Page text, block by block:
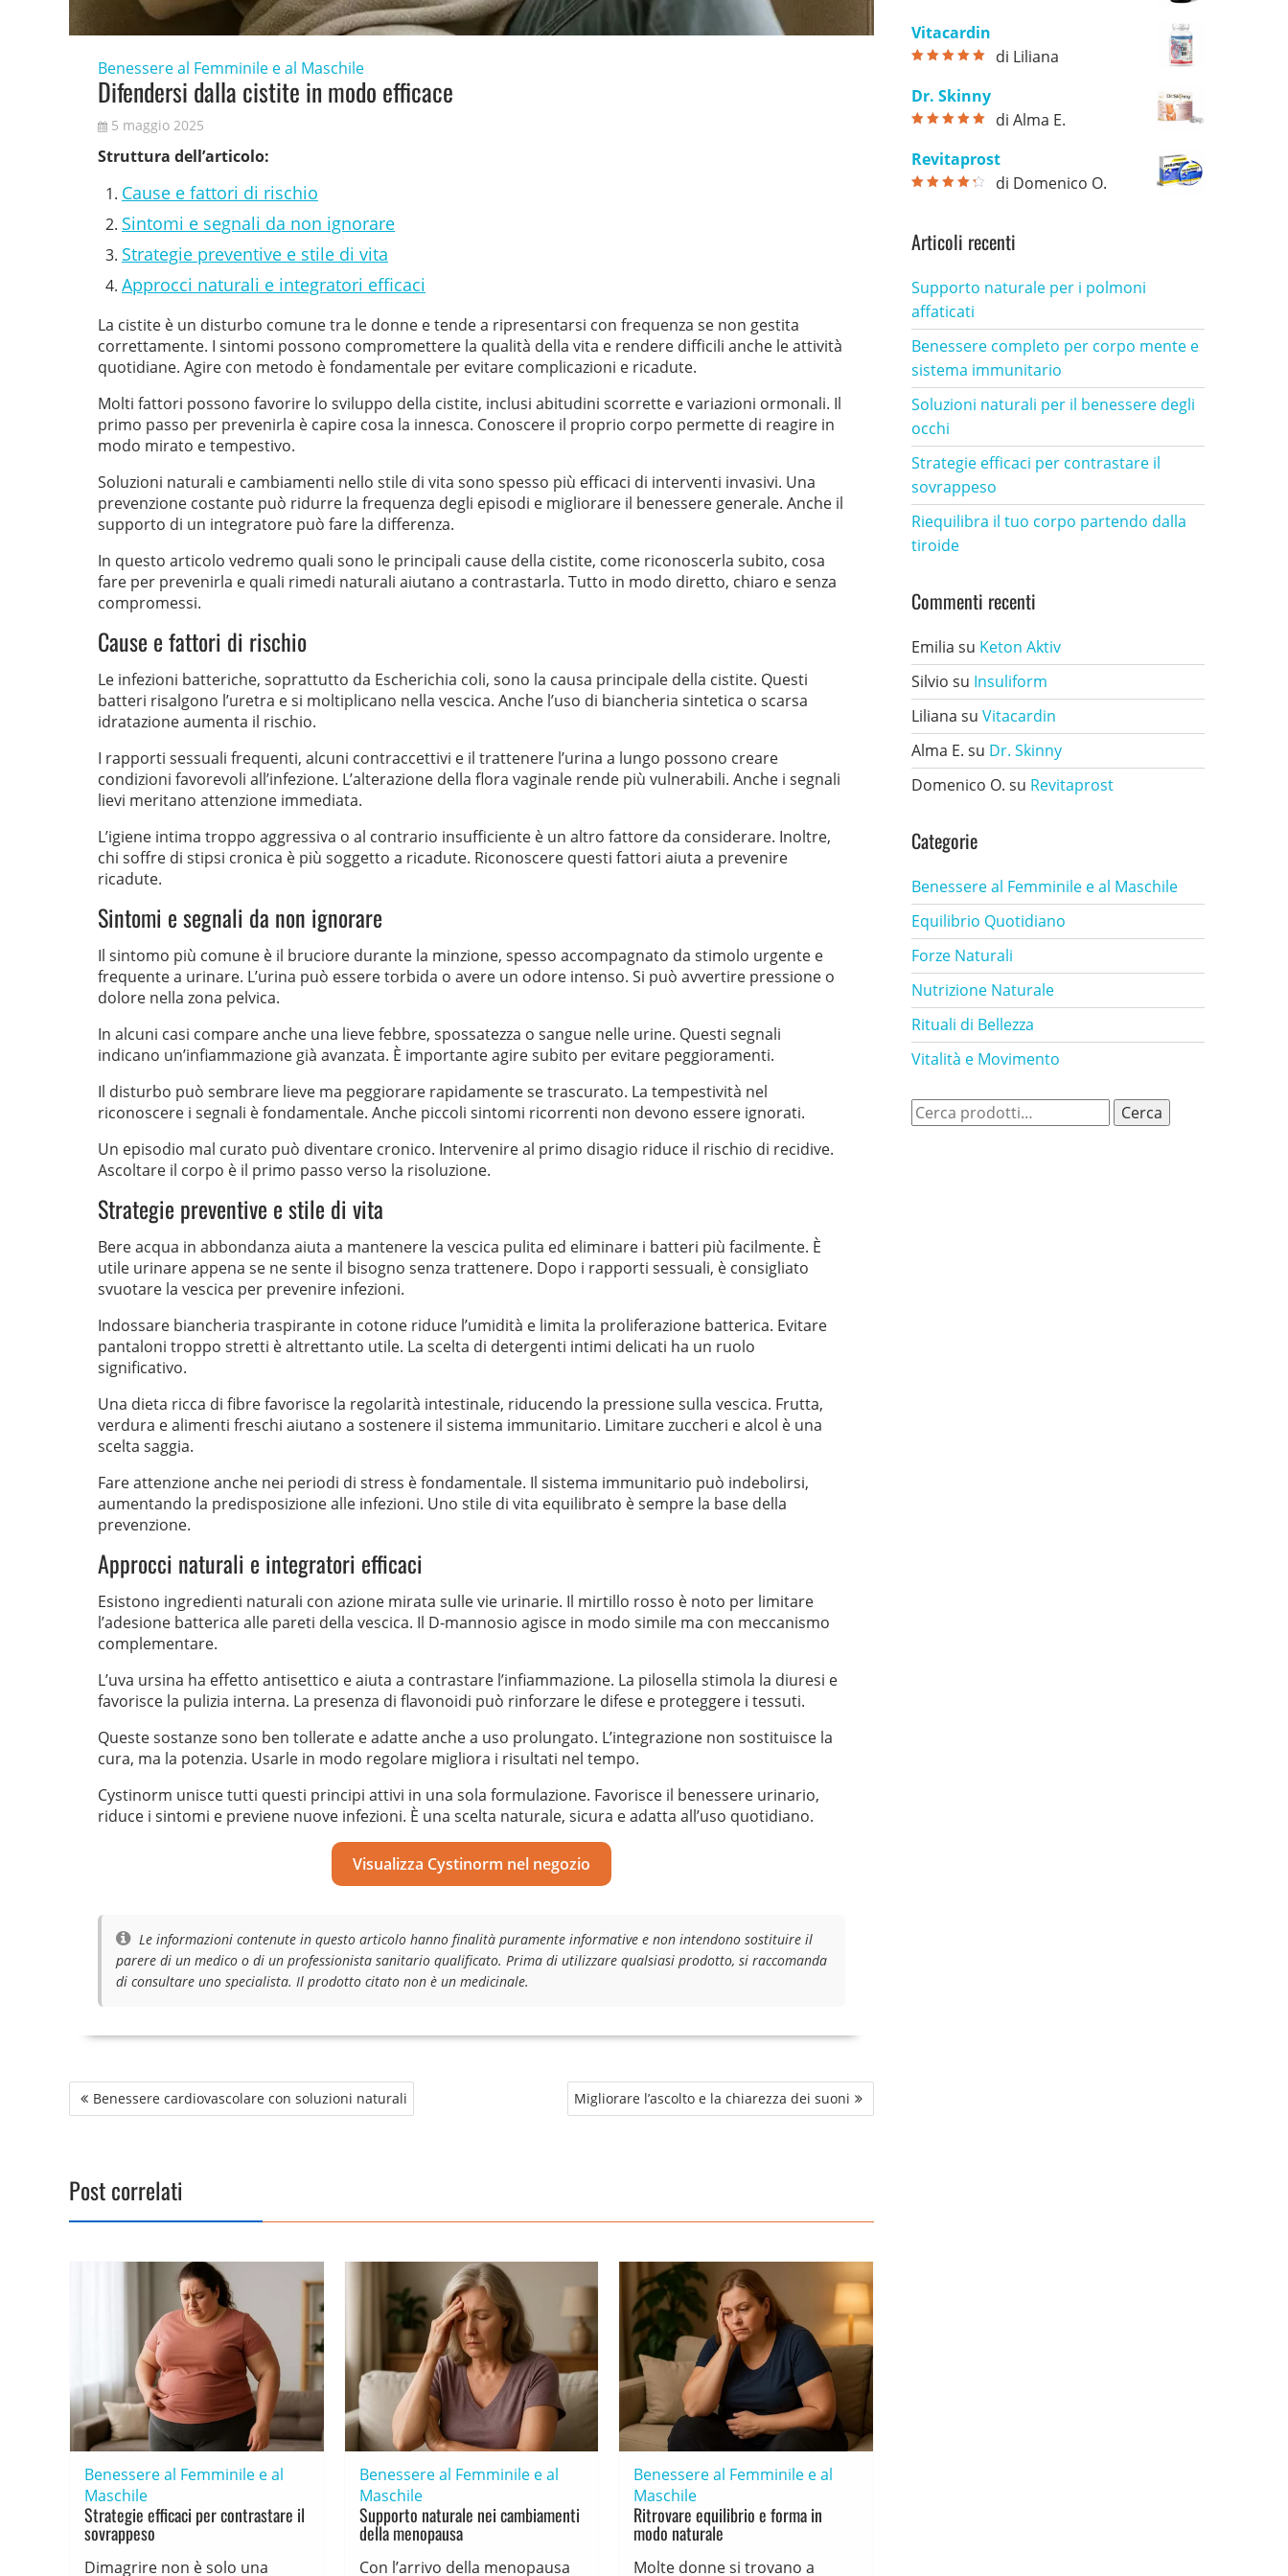
Benessere al Femminile e al Maschile
Difendersi dalla cistite in modo efficace
5 maggio 2025
Struttura dell’articolo:
Cause e fattori di rischio
Sintomi e segnali da non ignorare
Strategie preventive e stile di vita
Approcci naturali e integratori efficaci
La cistite è un disturbo comune tra le donne e tende a ripresentarsi con frequenza se non gestita
correttamente. I sintomi possono compromettere la qualità della vita e rendere difficili anche le attività
quotidiane. Agire con metodo è fondamentale per evitare complicazioni e ricadute.
Molti fattori possono favorire lo sviluppo della cistite, inclusi abitudini scorrette e variazioni ormonali. Il
primo passo per prevenirla è capire cosa la innesca. Conoscere il proprio corpo permette di reagire in
modo mirato e tempestivo.
Soluzioni naturali e cambiamenti nello stile di vita sono spesso più efficaci di interventi invasivi. Una
prevenzione costante può ridurre la frequenza degli episodi e migliorare il benessere generale. Anche il
supporto di un integratore può fare la differenza.
In questo articolo vedremo quali sono le principali cause della cistite, come riconoscerla subito, cosa
fare per prevenirla e quali rimedi naturali aiutano a contrastarla. Tutto in modo diretto, chiaro e senza
compromessi.
Cause e fattori di rischio
Le infezioni batteriche, soprattutto da Escherichia coli, sono la causa principale della cistite. Questi
batteri risalgono l’uretra e si moltiplicano nella vescica. Anche l’uso di biancheria sintetica o scarsa
idratazione aumenta il rischio.
I rapporti sessuali frequenti, alcuni contraccettivi e il trattenere l’urina a lungo possono creare
condizioni favorevoli all’infezione. L’alterazione della flora vaginale rende più vulnerabili. Anche i segnali
lievi meritano attenzione immediata.
L’igiene intima troppo aggressiva o al contrario insufficiente è un altro fattore da considerare. Inoltre,
chi soffre di stipsi cronica è più soggetto a ricadute. Riconoscere questi fattori aiuta a prevenire
ricadute.
Sintomi e segnali da non ignorare
Il sintomo più comune è il bruciore durante la minzione, spesso accompagnato da stimolo urgente e
frequente a urinare. L’urina può essere torbida o avere un odore intenso. Si può avvertire pressione o
dolore nella zona pelvica.
In alcuni casi compare anche una lieve febbre, spossatezza o sangue nelle urine. Questi segnali
indicano un’infiammazione già avanzata. È importante agire subito per evitare peggioramenti.
Il disturbo può sembrare lieve ma peggiorare rapidamente se trascurato. La tempestività nel
riconoscere i segnali è fondamentale. Anche piccoli sintomi ricorrenti non devono essere ignorati.
Un episodio mal curato può diventare cronico. Intervenire al primo disagio riduce il rischio di recidive.
Ascoltare il corpo è il primo passo verso la risoluzione.
Strategie preventive e stile di vita
Bere acqua in abbondanza aiuta a mantenere la vescica pulita ed eliminare i batteri più facilmente. È
utile urinare appena se ne sente il bisogno senza trattenere. Dopo i rapporti sessuali, è consigliato
svuotare la vescica per prevenire infezioni.
Indossare biancheria traspirante in cotone riduce l’umidità e limita la proliferazione batterica. Evitare
pantaloni troppo stretti è altrettanto utile. La scelta di detergenti intimi delicati ha un ruolo
significativo.
Una dieta ricca di fibre favorisce la regolarità intestinale, riducendo la pressione sulla vescica. Frutta,
verdura e alimenti freschi aiutano a sostenere il sistema immunitario. Limitare zuccheri e alcol è una
scelta saggia.
Fare attenzione anche nei periodi di stress è fondamentale. Il sistema immunitario può indebolirsi,
aumentando la predisposizione alle infezioni. Uno stile di vita equilibrato è sempre la base della
prevenzione.
Approcci naturali e integratori efficaci
Esistono ingredienti naturali con azione mirata sulle vie urinarie. Il mirtillo rosso è noto per limitare
l’adesione batterica alle pareti della vescica. Il D-mannosio agisce in modo simile ma con meccanismo
complementare.
L’uva ursina ha effetto antisettico e aiuta a contrastare l’infiammazione. La pilosella stimola la diuresi e
favorisce la pulizia interna. La presenza di flavonoidi può rinforzare le difese e proteggere i tessuti.
Queste sostanze sono ben tollerate e adatte anche a uso prolungato. L’integrazione non sostituisce la
cura, ma la potenzia. Usarle in modo regolare migliora i risultati nel tempo.
Cystinorm unisce tutti questi principi attivi in una sola formulazione. Favorisce il benessere urinario,
riduce i sintomi e previene nuove infezioni. È una scelta naturale, sicura e adatta all’uso quotidiano.
Visualizza Cystinorm nel negozio
Le informazioni contenute in questo articolo hanno finalità puramente informative e non intendono sostituire il
parere di un medico o di un professionista sanitario qualificato. Prima di utilizzare qualsiasi prodotto, si raccomanda
di consultare uno specialista. Il prodotto citato non è un medicinale.
Navigazione
articoli
Benessere cardiovascolare con soluzioni naturali Migliorare l’ascolto e la chiarezza dei suoni
Post correlati
Benessere al Femminile e al
Maschile
Strategie efficaci per contrastare il
sovrappeso
Dimagrire non è solo una
Benessere al Femminile e al
Maschile
Supporto naturale nei cambiamenti
della menopausa
Con l’arrivo della menopausa
Benessere al Femminile e al
Maschile
Ritrovare equilibrio e forma in
modo naturale
Molte donne si trovano a
Vitacardin
di Liliana
Dr. Skinny
di Alma E.
Revitaprost
di Domenico O.
Articoli recenti
Supporto naturale per i polmoni
affaticati
Benessere completo per corpo mente e
sistema immunitario
Soluzioni naturali per il benessere degli
occhi
Strategie efficaci per contrastare il
sovrappeso
Riequilibra il tuo corpo partendo dalla
tiroide
Commenti recenti
Emilia su Keton Aktiv
Silvio su Insuliform
Liliana su Vitacardin
Alma E. su Dr. Skinny
Domenico O. su Revitaprost
Categorie
Benessere al Femminile e al Maschile
Equilibrio Quotidiano
Forze Naturali
Nutrizione Naturale
Rituali di Bellezza
Vitalità e Movimento
Cerca: Cerca